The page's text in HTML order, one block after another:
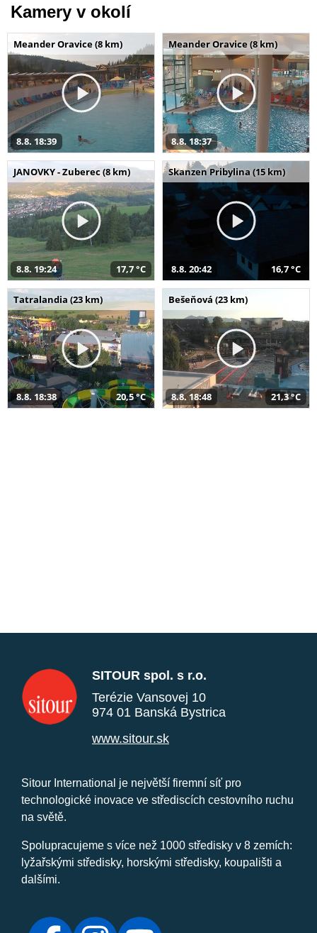
Kamery v okolí
Meander Oravice (8 km)
8.8. 18:39
Meander Oravice (8 km)
8.8. 18:37
JANOVKY - Zuberec (8 km)
8.8. 19:24 17,7 °C
Skanzen Pribylina (15 km)
8.8. 20:42 16,7 °C
Tatralandia (23 km)
8.8. 18:38 20,5 °C
Bešeňová (23 km)
8.8. 18:48 21,3 °C
SITOUR spol. s r.o.
Terézie Vansovej 10
974 01 Banská Bystrica
www.sitour.sk
Sitour International je největší firemní síť pro
technologické inovace ve střediscích cestovního ruchu
na světě.
Spolupracujeme s více než 1000 středisky v 8 zemích:
lyžařskými středisky, horskými středisky, koupališti a
dalšími.